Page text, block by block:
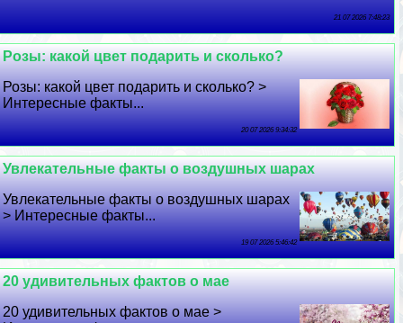
21 07 2026 7:48:23
Розы: какой цвет подарить и сколько?
Розы: какой цвет подарить и сколько? >
Интересные факты...
20 07 2026 9:34:32
Увлекательные факты о воздушных шарах
Увлекательные факты о воздушных шарах
> Интересные факты...
19 07 2026 5:46:42
20 удивительных фактов о мае
20 удивительных фактов о мае >